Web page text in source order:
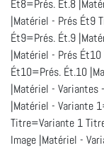
Ét8=Prés. Ét.8
|Matériel - Prés Ét9
Ét9=Prés. Ét.9
|Matériel - Prés
Ét10=Prés. Ét.10
|Matériel -
|Matériel - Variante
Titre=Variante 1
Image |Matériel -